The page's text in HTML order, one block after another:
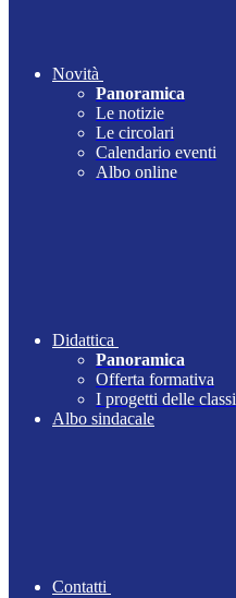
Novità
Panoramica
Le notizie
Le circolari
Calendario eventi
Albo online
Didattica
Panoramica
Offerta formativa
I progetti delle classi
Albo sindacale
Contatti